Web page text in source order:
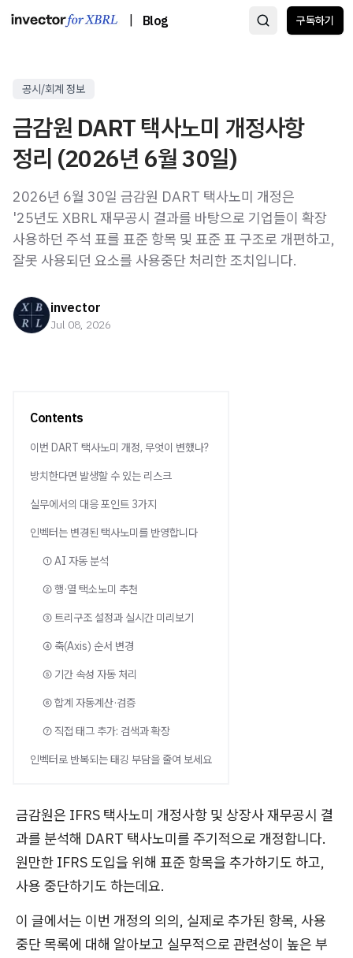
Blog 구독하기
공시/회계 정보
금감원 DART 택사노미 개정사항
정리 (2026년 6월 30일)
2026년 6월 30일 금감원 DART 택사노미 개정은
'25년도 XBRL 재무공시 결과를 바탕으로 기업들이 확장
사용하던 주석 표를 표준 항목 및 표준 표 구조로 개편하고,
잘못 사용되던 요소를 사용중단 처리한 조치입니다.
invector
Jul 08, 2026
Contents
이번 DART 택사노미 개정, 무엇이 변했나?
방치한다면 발생할 수 있는 리스크
실무에서의 대응 포인트 3가지
인벡터는 변경된 택사노미를 반영합니다
① AI 자동 분석
② 행·열 택소노미 추천
③ 트리구조 설정과 실시간 미리보기
④ 축(Axis) 순서 변경
⑤ 기간 속성 자동 처리
⑥ 합계 자동계산·검증
⑦ 직접 태그 추가: 검색과 확장
인벡터로 반복되는 태깅 부담을 줄여 보세요
금감원은 IFRS 택사노미 개정사항 및 상장사 재무공시 결
과를 분석해 DART 택사노미를 주기적으로 개정합니다.
원만한 IFRS 도입을 위해 표준 항목을 추가하기도 하고,
사용 중단하기도 하는데요.
이 글에서는 이번 개정의 의의, 실제로 추가된 항목, 사용
중단 목록에 대해 알아보고 실무적으로 관련성이 높은 부